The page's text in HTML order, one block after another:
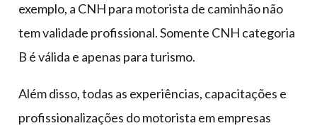
exemplo, a CNH para motorista de caminhão não
tem validade profissional. Somente CNH categoria
B é válida e apenas para turismo.
Além disso, todas as experiências, capacitações e
profissionalizações do motorista em empresas